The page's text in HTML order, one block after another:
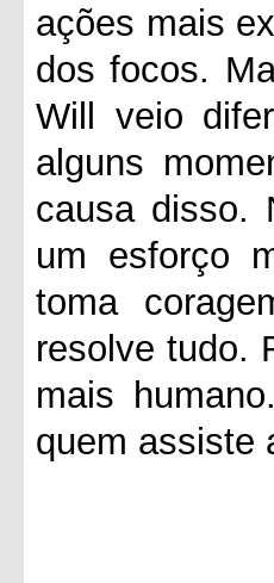
ações mais
dos focos.
Will veio
alguns
causa disso.
um esforço
toma
resolve tudo.
mais
quem assiste